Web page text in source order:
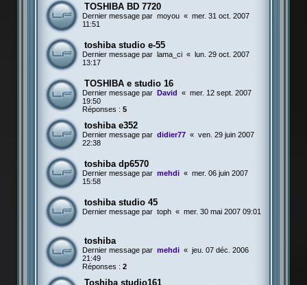
TOSHIBA BD 7720
Dernier message par moyou « mer. 31 oct. 2007
11:51
toshiba studio e-55
Dernier message par lama_ci «
lun. 29 oct. 2007
13:17
TOSHIBA e studio 16
Dernier message par David « mer. 12 sept. 2007
19:50
Réponses : 5
toshiba e352
Dernier message par didier77 « ven. 29 juin 2007
22:38
toshiba dp6570
Dernier message par mehdi « mer. 06 juin 2007
15:58
toshiba studio 45
Dernier message par toph « mer. 30 mai 2007 09:01
toshiba
Dernier message par mehdi « jeu. 07 déc. 2006
21:49
Réponses : 2
Toshiba studio161